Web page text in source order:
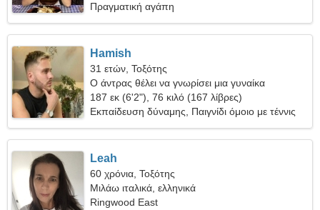
Πραγματική αγάπη
Hamish
31 ετών, Τοξότης
Ο άντρας θέλει να γνωρίσει μια γυναίκα
187 εκ (6'2"), 76 κιλό (167 λίβρες)
Εκπαίδευση δύναμης, Παιγνίδι όμοιο με τέννις
Leah
60 χρόνια, Τοξότης
Μιλάω ιταλικά, ελληνικά
Ringwood East